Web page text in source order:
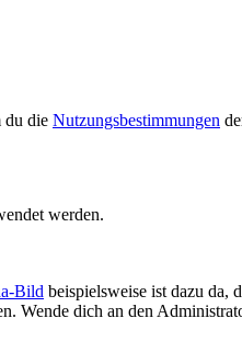
du die Nutzungsbestimmungen
werden.
Bild beispielsweise ist dazu da,
Wende dich an den